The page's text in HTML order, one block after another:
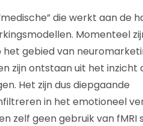
die werkt aan de
Momenteel
gebied van
zijn ontstaan uit het inzicht
Het zijn dus diepgaande
in het emotioneel
zelf geen gebruik van fMRI